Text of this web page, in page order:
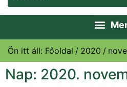
Ön itt áll: Főoldal 2020
Nap: 2020.